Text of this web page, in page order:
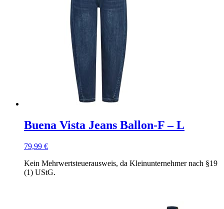
Buena Vista Jeans Ballon-F – L
79,99 €
Kein Mehrwertsteuerausweis, da Kleinunternehmer nach §19
(1) UStG.